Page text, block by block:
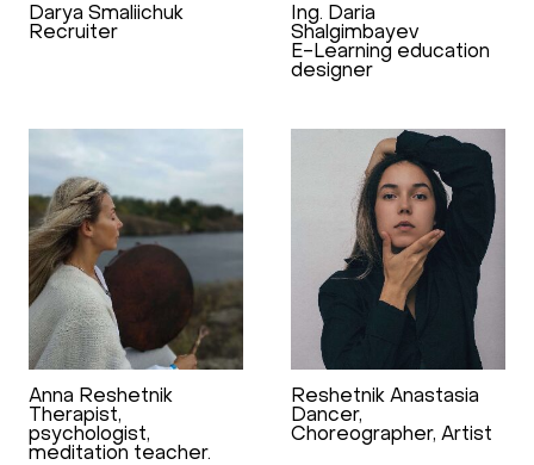
Darya Smaliichuk
Recruiter
Ing. Daria
Shalgimbayev
E-Learning education
designer
Anna Reshetnik
Therapist,
psychologist,
meditation teacher.
Reshetnik Anastasia
Dancer,
Сhoreographer, Artist